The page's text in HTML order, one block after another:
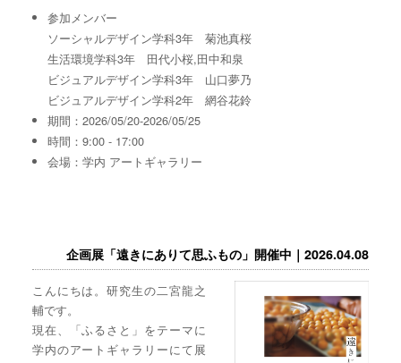
参加メンバー
ソーシャルデザイン学科3年 菊池真桜
生活環境学科3年 田代小桜,田中和泉
ビジュアルデザイン学科3年 山口夢乃
ビジュアルデザイン学科2年 網谷花鈴
期間：2026/05/20-2026/05/25
時間：9:00 - 17:00
会場：学内 アートギャラリー
企画展「遠きにありて思ふもの」開催中｜2026.04.08
こんにちは。研究生の二宮龍之
輔です。
現在、「ふるさと」をテーマに
学内のアートギャラリーにて展